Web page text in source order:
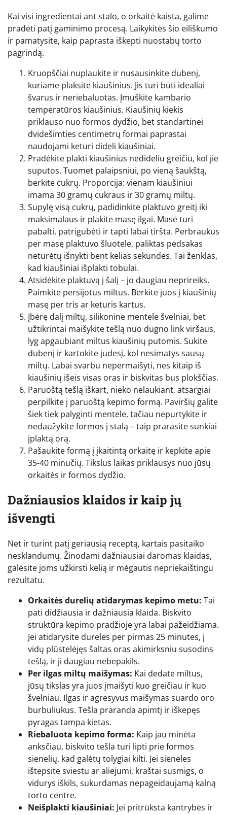
Kai visi ingredientai ant stalo, o orkaitė kaista, galime
pradėti patį gaminimo procesą. Laikykitės šio eiliškumo
ir pamatysite, kaip paprasta iškepti nuostabų torto
pagrindą.
Kruopščiai nuplaukite ir nusausinkite dubenį,
kuriame plaksite kiaušinius. Jis turi būti idealiai
švarus ir neriebaluotas. Įmuškite kambario
temperatūros kiaušinius. Kiaušinių kiekis
priklauso nuo formos dydžio, bet standartinei
dvidešimties centimetrų formai paprastai
naudojami keturi dideli kiaušiniai.
Pradėkite plakti kiaušinius nedideliu greičiu, kol jie
suputos. Tuomet palaipsniui, po vieną šaukštą,
berkite cukrų. Proporcija: vienam kiaušiniui
imama 30 gramų cukraus ir 30 gramų miltų.
Supylę visą cukrų, padidinkite plaktuvo greitį iki
maksimalaus ir plakite masę ilgai. Masė turi
pabalti, patrigubėti ir tapti labai tiršta. Perbraukus
per masę plaktuvo šluotele, paliktas pėdsakas
neturėtų išnykti bent kelias sekundes. Tai ženklas,
kad kiaušiniai išplakti tobulai.
Atsidėkite plaktuvą į šalį – jo daugiau neprireiks.
Paimkite persijotus miltus. Berkite juos į kiaušinių
masę per tris ar keturis kartus.
Įbėrę dalį miltų, silikonine mentele švelniai, bet
užtikrintai maišykite tešlą nuo dugno link viršaus,
lyg apgaubiant miltus kiaušinių putomis. Sukite
dubenį ir kartokite judesį, kol nesimatys sausų
miltų. Labai svarbu nepermaišyti, nes kitaip iš
kiaušinių išeis visas oras ir biskvitas bus plokščias.
Paruoštą tešlą iškart, nieko nelaukiant, atsargiai
perpilkite į paruoštą kepimo formą. Paviršių galite
šiek tiek palyginti mentele, tačiau nepurtykite ir
nedaužykite formos į stalą – taip prarasite sunkiai
įplaktą orą.
Pašaukite formą į įkaitintą orkaitę ir kepkite apie
35-40 minučių. Tikslus laikas priklausys nuo jūsų
orkaitės ir formos dydžio.
Dažniausios klaidos ir kaip jų
išvengti
Net ir turint patį geriausią receptą, kartais pasitaiko
nesklandumų. Žinodami dažniausiai daromas klaidas,
galėsite joms užkirsti kelią ir mėgautis nepriekaištingu
rezultatu.
Orkaitės durelių atidarymas kepimo metu: Tai
pati didžiausia ir dažniausia klaida. Biskvito
struktūra kepimo pradžioje yra labai pažeidžiama.
Jei atidarysite dureles per pirmas 25 minutes, į
vidų plūstelėjęs šaltas oras akimirksniu susodins
tešlą, ir ji daugiau nebepakils.
Per ilgas miltų maišymas: Kai dedate miltus,
jūsų tikslas yra juos įmaišyti kuo greičiau ir kuo
švelniau. Ilgas ir agresyvus maišymas suardo oro
burbuliukus. Tešla praranda apimtį ir iškepęs
pyragas tampa kietas.
Riebaluota kepimo forma: Kaip jau minėta
anksčiau, biskvito tešla turi lipti prie formos
sienelių, kad galėtų tolygiai kilti. Jei sieneles
ištepsite sviestu ar aliejumi, kraštai susmigs, o
vidurys iškils, sukurdamas nepageidaujamą kalną
torto centre.
Neišplakti kiaušiniai: Jei pritrūksta kantrybės ir